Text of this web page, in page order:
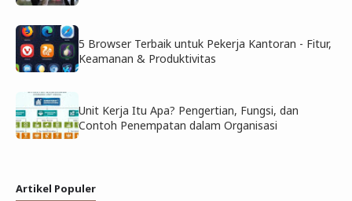
5 Browser Terbaik untuk Pekerja Kantoran - Fitur,
Keamanan & Produktivitas
Unit Kerja Itu Apa? Pengertian, Fungsi, dan
Contoh Penempatan dalam Organisasi
Artikel Populer